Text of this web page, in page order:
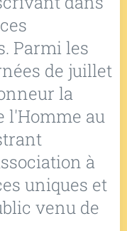
Parmi les
de juillet
la
l'Homme au
à
uniques et
venu de